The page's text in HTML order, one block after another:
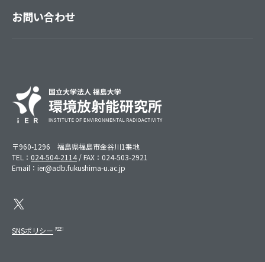
〒960-1296 福島県福島市金谷川1番地
TEL： 024-504-2114 / FAX：024-503-2921
Email：ier@adb.fukushima-u.ac.jp
SNSポリシー
お問い合わせ